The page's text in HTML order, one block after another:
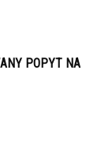
POPYT NA